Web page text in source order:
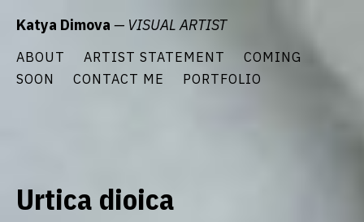
Inhalt
springen
Katya Dimova — VISUAL ARTIST
ABOUT ARTIST STATEMENT
COMING
SOON
CONTACT ME PORTFOLIO
Urtica dioica